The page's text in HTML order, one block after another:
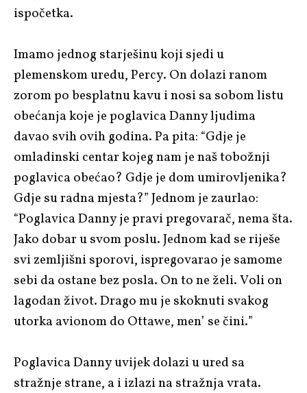
ispočetka.
Imamo jednog starješinu koji sjedi u
plemenskom uredu, Percy. On dolazi ranom
zorom po besplatnu kavu i nosi sa sobom listu
obećanja koje je poglavica Danny ljudima
davao svih ovih godina. Pa pita: “Gdje je
omladinski centar kojeg nam je naš tobožnji
poglavica obećao? Gdje je dom umirovljenika?
Gdje su radna mjesta?” Jednom je zaurlao:
“Poglavica Danny je pravi pregovarač, nema šta.
Jako dobar u svom poslu. Jednom kad se riješe
svi zemljišni sporovi, ispregovarao je samome
sebi da ostane bez posla. On to ne želi. Voli on
lagodan život. Drago mu je skoknuti svakog
utorka avionom do Ottawe, men’ se čini.”
Poglavica Danny uvijek dolazi u ured sa
stražnje strane, a i izlazi na stražnja vrata.